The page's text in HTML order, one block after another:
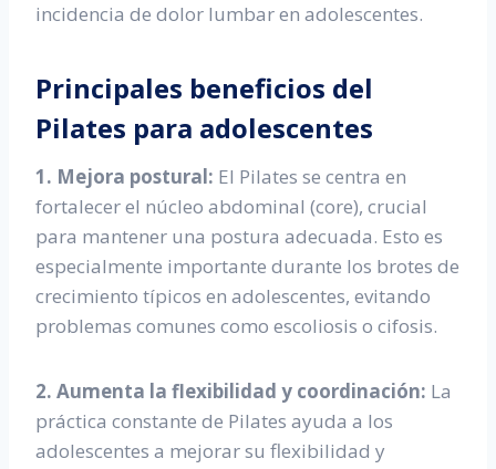
incidencia de dolor lumbar en adolescentes.
Principales beneficios del
Pilates para adolescentes
1. Mejora postural: El Pilates se centra en
fortalecer el núcleo abdominal (core), crucial
para mantener una postura adecuada. Esto es
especialmente importante durante los brotes de
crecimiento típicos en adolescentes, evitando
problemas comunes como escoliosis o cifosis.
2. Aumenta la flexibilidad y coordinación: La
práctica constante de Pilates ayuda a los
adolescentes a mejorar su flexibilidad y